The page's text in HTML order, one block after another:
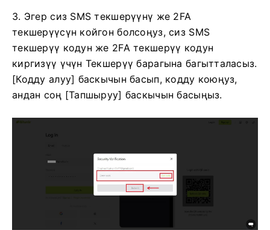
3. Эгер сиз SMS текшерүүнү же 2FA
текшерүүсүн койгон болсоңуз, сиз SMS
текшерүү кодун же 2FA текшерүү кодун
киргизүү үчүн Текшерүү барагына багытталасыз.
[Кодду алуу] баскычын басып, кодду коюңуз,
андан соң [Тапшыруу] баскычын басыңыз.